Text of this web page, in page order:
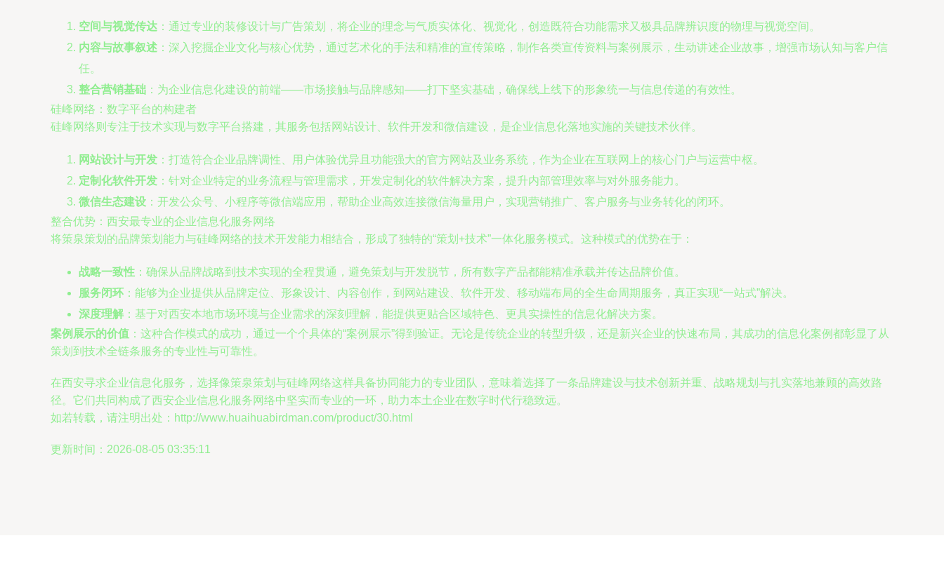
空间与视觉传达 ：通过专业的装修设计与广告策划，将企业的理念与气质实体化、视觉化，创造既符合功能需求又极具品牌辨识度的物理与视觉空间。
内容与故事叙述 ：深入挖掘企业文化与核心优势，通过艺术化的手法和精准的宣传策略，制作各类宣传资料与案例展示，生动讲述企业故事，增强市场认知与客户信
任。
整合营销基础 ：为企业信息化建设的前端——市场接触与品牌感知——打下坚实基础，确保线上线下的形象统一与信息传递的有效性。
硅峰网络：数字平台的构建者
硅峰网络则专注于技术实现与数字平台搭建，其服务包括网站设计、软件开发和微信建设，是企业信息化落地实施的关键技术伙伴。
网站设计与开发 ：打造符合企业品牌调性、用户体验优异且功能强大的官方网站及业务系统，作为企业在互联网上的核心门户与运营中枢。
定制化软件开发 ：针对企业特定的业务流程与管理需求，开发定制化的软件解决方案，提升内部管理效率与对外服务能力。
微信生态建设 ：开发公众号、小程序等微信端应用，帮助企业高效连接微信海量用户，实现营销推广、客户服务与业务转化的闭环。
整合优势：西安最专业的企业信息化服务网络
将策泉策划的品牌策划能力与硅峰网络的技术开发能力相结合，形成了独特的“策划+技术”一体化服务模式。这种模式的优势在于：
战略一致性 ：确保从品牌战略到技术实现的全程贯通，避免策划与开发脱节，所有数字产品都能精准承载并传达品牌价值。
服务闭环 ：能够为企业提供从品牌定位、形象设计、内容创作，到网站建设、软件开发、移动端布局的全生命周期服务，真正实现“一站式”解决。
深度理解 ：基于对西安本地市场环境与企业需求的深刻理解，能提供更贴合区域特色、更具实操性的信息化解决方案。
案例展示的价值 ：这种合作模式的成功，通过一个个具体的“案例展示”得到验证。无论是传统企业的转型升级，还是新兴企业的快速布局，其成功的信息化案例都彰显了从
策划到技术全链条服务的专业性与可靠性。
在西安寻求企业信息化服务，选择像策泉策划与硅峰网络这样具备协同能力的专业团队，意味着选择了一条品牌建设与技术创新并重、战略规划与扎实落地兼顾的高效路
径。它们共同构成了西安企业信息化服务网络中坚实而专业的一环，助力本土企业在数字时代行稳致远。
如若转载，请注明出处：http://www.huaihuabirdman.com/product/30.html
更新时间：2026-08-05 03:35:11